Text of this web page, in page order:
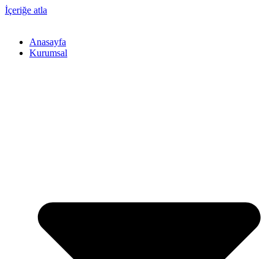
İçeriğe atla
Anasayfa
Kurumsal